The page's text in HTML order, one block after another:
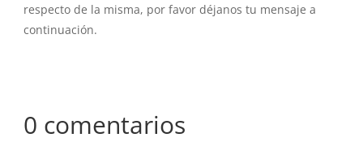
respecto de la misma, por favor déjanos tu mensaje a
continuación.
0 comentarios